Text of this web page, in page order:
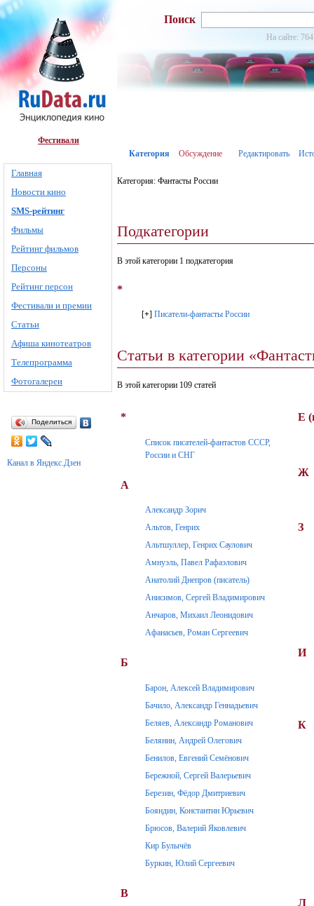
Фестивали
Главная
Новости кино
SMS-рейтинг
Фильмы
Рейтинг фильмов
Персоны
Рейтинг персон
Фестивали и премии
Статьи
Афиша кинотеатров
Телепрограмма
Фотогалереи
Поделиться
Канал в Яндекс.Дзен
Поиск
На сайте:
Категория Обсуждение Редактировать
Категория: Фантасты России
Подкатегории
В этой категории 1 подкатегория
*
[+] Писатели-фантасты России
Статьи в категории
В этой категории 109 статей
*
Список писателей-фантастов СССР,
России и СНГ
А
Александр Зорич
Альтов, Генрих
Альтшуллер, Генрих Саулович
Амнуэль, Павел Рафаэлович
Анатолий Днепров (писатель)
Анисимов, Сергей Владимирович
Анчаров, Михаил Леонидович
Афанасьев, Роман Сергеевич
Б
Барон, Алексей Владимирович
Бачило, Александр Геннадьевич
Беляев, Александр Романович
Белянин, Андрей Олегович
Бенилов, Евгений Семёнович
Бережной, Сергей Валерьевич
Березин, Фёдор Дмитриевич
Бояндин, Константин Юрьевич
Брюсов, Валерий Яковлевич
Кир Булычёв
Буркин, Юлий Сергеевич
В
Е
Ж
З
И
К
Л